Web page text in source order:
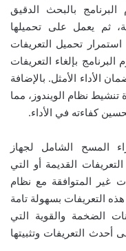
بالبحث الدقيق
ثم يعمل على تحميلها
تحميل التعريفات
بإلغاء التعريفات
الأداء الأمثل. بالإضافة
تنشيط نظام الويندوز، مما
كفاءته في الأداء.
المسح الشامل لجهاز
القديمة أو التي
غير المتوافقة مع نظام
التعريفات بسهولة تامة
الضخمة والقوية التي
أحدث التعريفات وتثبيتها